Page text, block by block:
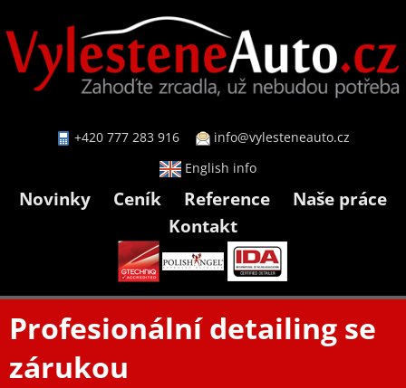
+420 777 283 916
info@vylesteneauto.cz
English info
Novinky Ceník Reference
Naše práce
Kontakt
Profesionální detailing se
zárukou